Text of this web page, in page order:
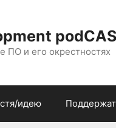
ПО и его окрестностях
идею